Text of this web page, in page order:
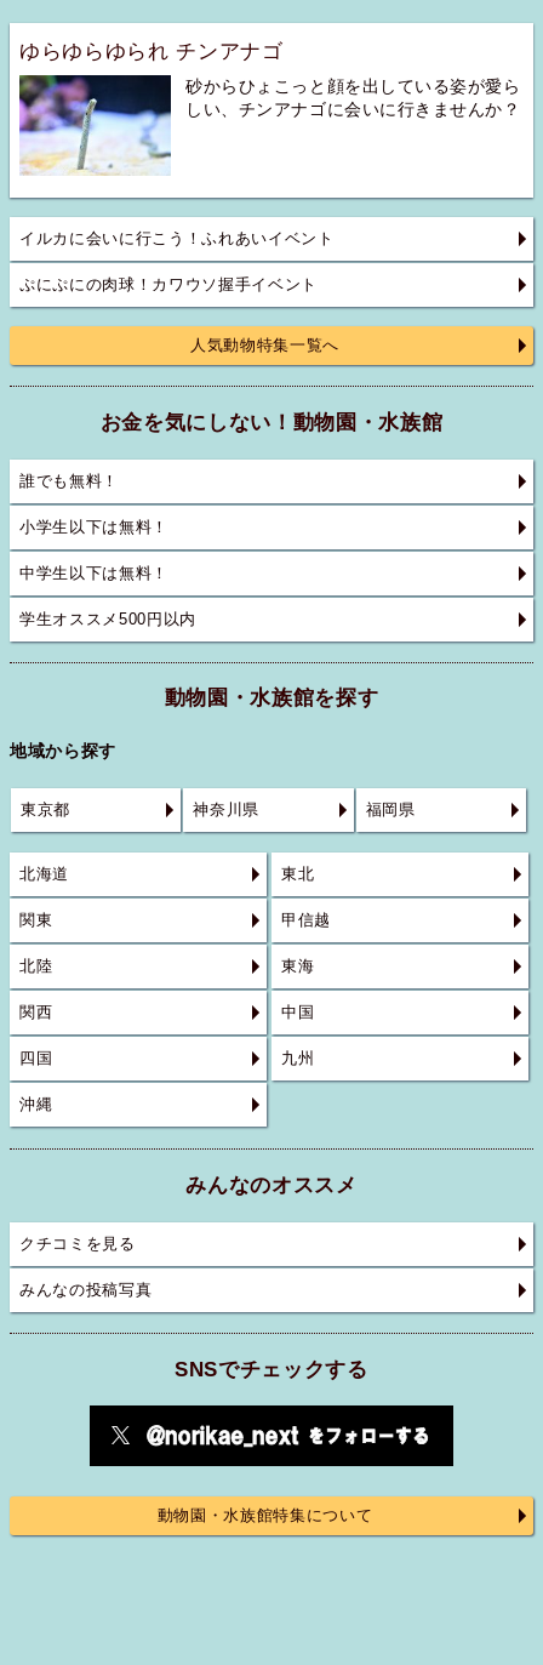
ゆらゆらゆられ チンアナゴ
砂からひょこっと顔を出している姿が愛ら
しい、チンアナゴに会いに行きませんか？
イルカに会いに行こう！ふれあいイベント
ぷにぷにの肉球！カワウソ握手イベント
人気動物特集一覧へ
お金を気にしない！動物園・水族館
誰でも無料！
小学生以下は無料！
中学生以下は無料！
学生オススメ500円以内
動物園・水族館を探す
地域から探す
東京都 神奈川県 福岡県
北海道 東北
関東 甲信越
北陸 東海
関西 中国
四国 九州
沖縄
みんなのオススメ
クチコミを見る
みんなの投稿写真
SNSでチェックする
動物園・水族館特集について